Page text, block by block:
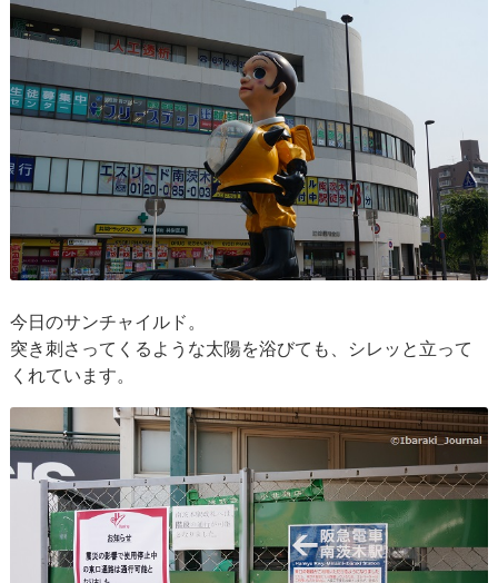
今日のサンチャイルド。
突き刺さってくるような太陽を浴びても、シレッと立って
くれています。